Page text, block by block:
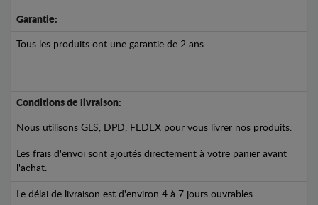
Garantie:
Tous les produits ont une garantie de 2 ans.
Conditions de livraison:
Nous utilisons GLS, DPD, FEDEX pour vous livrer nos produits.
Les frais d'envoi sont ajoutés directement à votre panier avant
l'achat.
Le délai de livraison est d'environ 4 à 7 jours ouvrables